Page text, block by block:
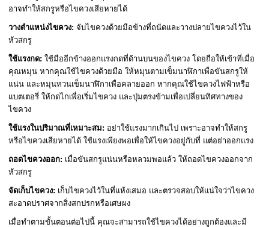
อาจทำให้สกรูหรือไขควงเสียหายได้
วางตำแหน่งไขควง: จับไขควงด้วยมือข้างที่ถนัดและวางปลายไขควงไว้ใน
หัวสกรู
ใช้แรงกด: ใช้มืออีกข้างออกแรงกดที่ด้านบนของไขควง โดยถือให้เข้าที่เมื่อ
คุณหมุน หากคุณใช้ไขควงด้วยมือ ให้หมุนตามเข็มนาฬิกาเพื่อขันสกรูให้
แน่น และหมุนทวนเข็มนาฬิกาเพื่อคลายออก หากคุณใช้ไขควงไฟฟ้าหรือ
แบตเตอรี่ ให้กดไกเพื่อเริ่มไขควง และปุ่มตรงข้ามเพื่อเปลี่ยนทิศทางของ
ไขควง
ใช้แรงในปริมาณที่เหมาะสม: อย่าใช้แรงมากเกินไป เพราะอาจทำให้สกรู
หรือไขควงเสียหายได้ ใช้แรงเพียงพอเพื่อให้ไขควงอยู่กับที่ แต่อย่าออกแรง
ถอดไขควงออก: เมื่อขันสกรูแน่นหรือหลวมพอแล้ว ให้ถอดไขควงออกจาก
หัวสกรู
จัดเก็บไขควง: เก็บไขควงไว้ในที่แห้งเสมอ และตรวจสอบให้แน่ใจว่าไขควง
สะอาดปราศจากสิ่งสกปรกหรือเศษผง
เมื่อทำตามขั้นตอนต่อไปนี้ คุณจะสามารถใช้ไขควงได้อย่างถูกต้องและมี